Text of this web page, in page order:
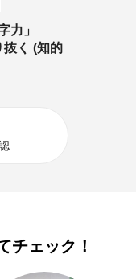
力」
く (知的
チェック！